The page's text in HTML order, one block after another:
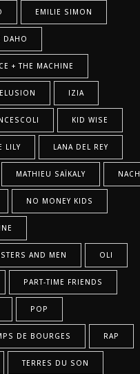
EMILIE SIMON
DAHO
+ THE MACHINE
IZIA
KID WISE
LILY LANA DEL REY
MATHIEU SAÏKALY NACH
NO MONEY KIDS
AND MEN OLI
PART-TIME FRIENDS
POP
DE BOURGES RAP
TERRES DU SON